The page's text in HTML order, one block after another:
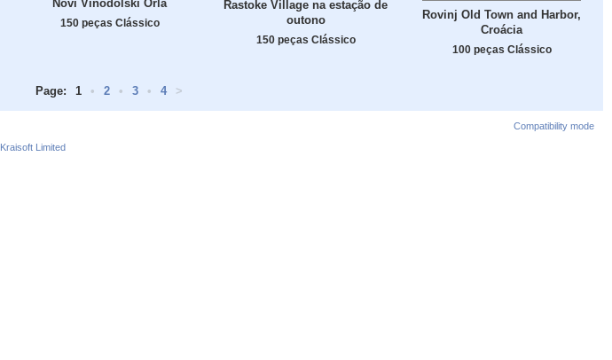
Novi Vinodolski Orla
150 peças Clássico
Rastoke Village na estação de
outono
150 peças Clássico
Rovinj Old Town and Harbor,
Croácia
100 peças Clássico
Page: 1 • 2 • 3 • 4 >
Compatibility mode
Kraisoft Limited